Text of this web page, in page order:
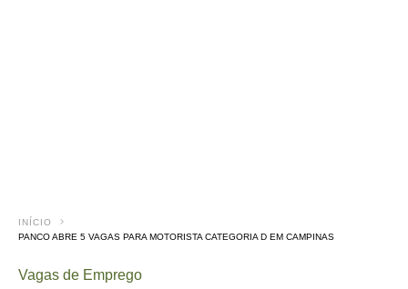
INÍCIO
PANCO ABRE 5 VAGAS PARA MOTORISTA CATEGORIA D EM CAMPINAS
Vagas de Emprego